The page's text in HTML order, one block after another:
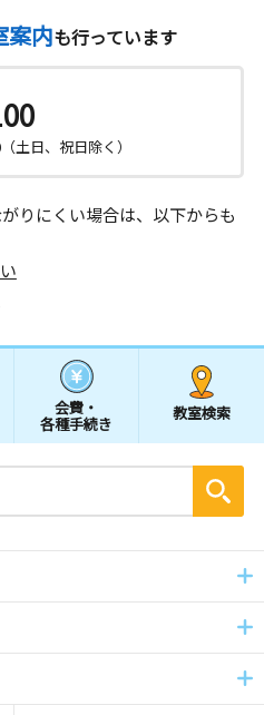
案内も行っています
土日、祝日除く）
りにくい場合は、以下からも
会費・
各種手続き
教室検索